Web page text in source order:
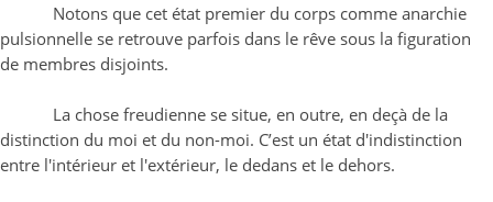
Notons que cet état premier du corps comme anarchie
pulsionnelle se retrouve parfois dans le rêve sous la figuration
de membres disjoints.
La chose freudienne se situe, en outre, en deçà de la
distinction du moi et du non-moi. C’est un état d'indistinction
entre l'intérieur et l'extérieur, le dedans et le dehors.